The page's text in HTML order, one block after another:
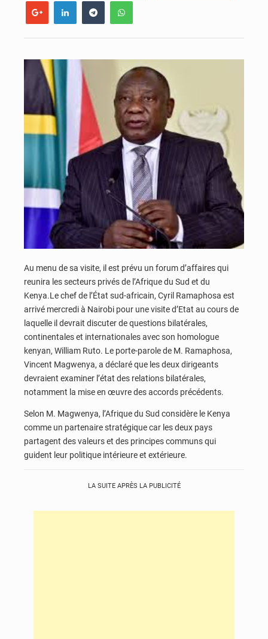
Au menu de sa visite, il est prévu un forum d’affaires qui
reunira les secteurs privés de l’Afrique du Sud et du
Kenya.Le chef de l’État sud-africain, Cyril Ramaphosa est
arrivé mercredi à Nairobi pour une visite d’Etat au cours de
laquelle il devrait discuter de questions bilatérales,
continentales et internationales avec son homologue
kenyan, William Ruto. Le porte-parole de M. Ramaphosa,
Vincent Magwenya, a déclaré que les deux dirigeants
devraient examiner l’état des relations bilatérales,
notamment la mise en œuvre des accords précédents.
Selon M. Magwenya, l’Afrique du Sud considère le Kenya
comme un partenaire stratégique car les deux pays
partagent des valeurs et des principes communs qui
guident leur politique intérieure et extérieure.
LA SUITE APRÈS LA PUBLICITÉ